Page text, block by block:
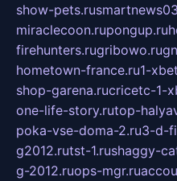
show-pets.ru
miraclecoon.rupongup.ru
firehunters.rugribowo.ru
hometown-france.ru1-
shop-garena.rucricetc-1-
one-life-story.rutop-
poka-vse-doma-2.ru3-d-
g2012.rutst-1.rushaggy-
g-2012.ruops-mgr.ru